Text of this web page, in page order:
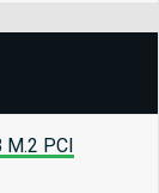
M.2 PCI